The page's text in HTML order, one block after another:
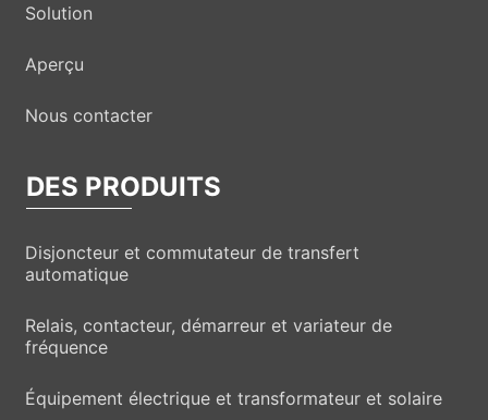
Solution
Aperçu
Nous contacter
DES PRODUITS
Disjoncteur et commutateur de transfert
automatique
Relais, contacteur, démarreur et variateur de
fréquence
Équipement électrique et transformateur et solaire